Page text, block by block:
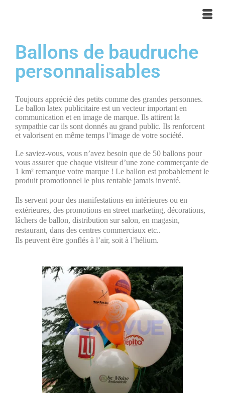
Ballons de baudruche
personnalisables
Toujours apprécié des petits comme des grandes personnes.
Le ballon latex publicitaire est un vecteur important en
communication et en image de marque. Ils attirent la
sympathie car ils sont donnés au grand public. Ils renforcent
et valorisent en même temps l’image de votre société.
Le saviez-vous, vous n’avez besoin que de 50 ballons pour
vous assurer que chaque visiteur d’une zone commerçante de
1 km² remarque votre marque ! Le ballon est probablement le
produit promotionnel le plus rentable jamais inventé.
Ils servent pour des manifestations en intérieures ou en
extérieures, des promotions en street marketing, décorations,
lâchers de ballon, distribution sur salon, en magasin,
restaurant, dans des centres commerciaux etc..
Ils peuvent être gonflés à l’air, soit à l’hélium.